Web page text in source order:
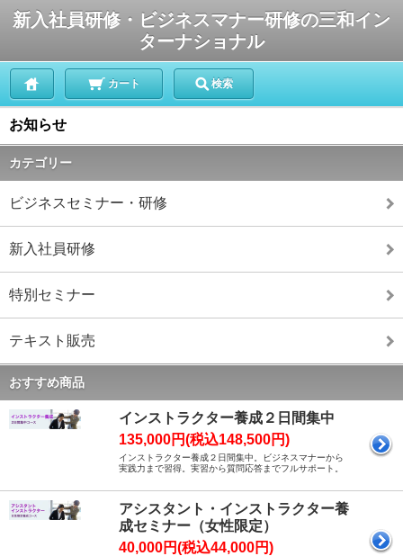
新入社員研修・ビジネスマナー研修の三和イン
ターナショナル
カート 検索
お知らせ
カテゴリー
ビジネスセミナー・研修
新入社員研修
特別セミナー
テキスト販売
おすすめ商品
インストラクター養成２日間集中
135,000円(税込148,500円)
インストラクター養成２日間集中。ビジネスマナーから
実践力まで習得。実習から質問応答までフルサポート。
アシスタント・インストラクター養
成セミナー（女性限定）
40,000円(税込44,000円)